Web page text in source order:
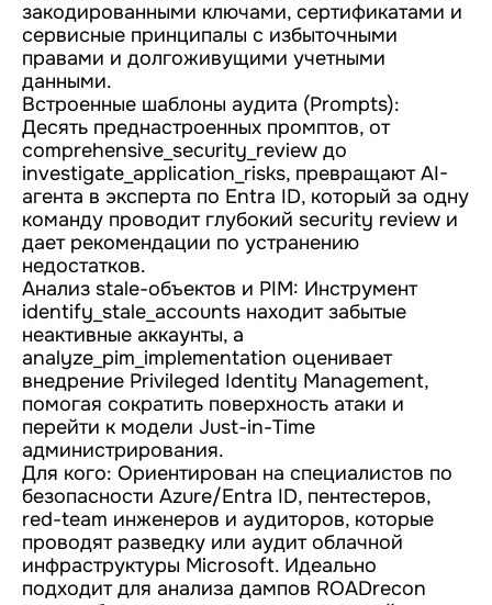
закодированными ключами, сертификатами и
сервисные принципалы с избыточными
правами и долгоживущими учетными
данными.
Встроенные шаблоны аудита (Prompts):
Десять преднастроенных промптов, от
comprehensive_security_review до
investigate_application_risks, превращают AI-
агента в эксперта по Entra ID, который за одну
команду проводит глубокий security review и
дает рекомендации по устранению
недостатков.
Анализ stale-объектов и PIM: Инструмент
identify_stale_accounts находит забытые
неактивные аккаунты, а
analyze_pim_implementation оценивает
внедрение Privileged Identity Management,
помогая сократить поверхность атаки и
перейти к модели Just-in-Time
администрирования.
Для кого: Ориентирован на специалистов по
безопасности Azure/Entra ID, пентестеров,
red-team инженеров и аудиторов, которые
проводят разведку или аудит облачной
инфраструктуры Microsoft. Идеально
подходит для анализа дампов ROADrecon